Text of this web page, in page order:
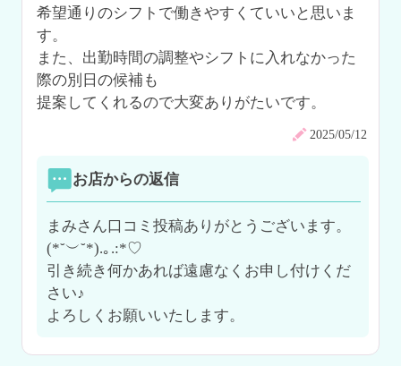
希望通りのシフトで働きやすくていいと思いま
す。
また、出勤時間の調整やシフトに入れなかった
際の別日の候補も
提案してくれるので大変ありがたいです。
2025/05/12
お店からの返信
まみさん口コミ投稿ありがとうございます。
(*˘︶˘*).｡.:*♡
引き続き何かあれば遠慮なくお申し付けくだ
さい♪
よろしくお願いいたします。